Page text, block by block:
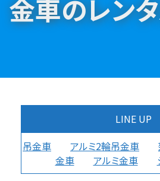
金車のレン
LINE UP
吊金車
アルミ2輪吊金車
金車
アルミ金車